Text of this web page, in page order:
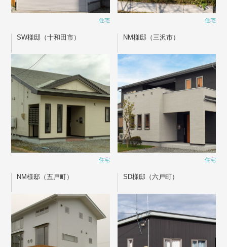
住宅 住宅
SW様邸（十和田市）
住宅
NM様邸（三沢市）
住宅
NM様邸（五戸町） SD様邸（六戸町）